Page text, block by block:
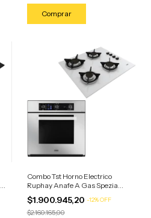
Combo Tst Horno Electrico
Ruphay Anafe A Gas Spezia
Blanco Acero Inoxidable/anafe
Blanco
$1.900.945,20 -12%OFF
$2.160.165,00